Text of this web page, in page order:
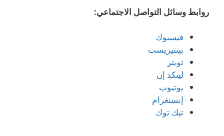
روابط وسائل التواصل الاجتماعي:
فيسبوك
بينتيريست
تويتر
لينكد إن
يوتيوب
إنستغرام
تيك توك